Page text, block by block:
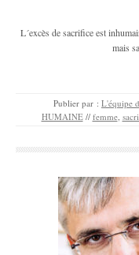
L´excès de sacrifice est
mais
Publier par : L'équipe
HUMAINE // femme,